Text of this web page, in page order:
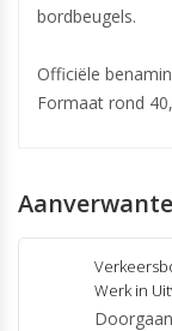
bordbeugels.
Officiële
Formaat rond
Werk in